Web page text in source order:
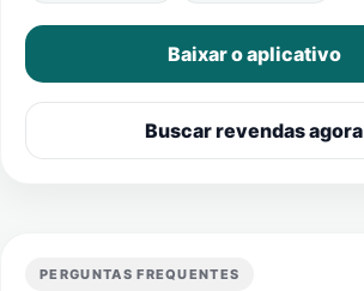
Baixar o aplicativo
Buscar revendas agora
PERGUNTAS FREQUENTES